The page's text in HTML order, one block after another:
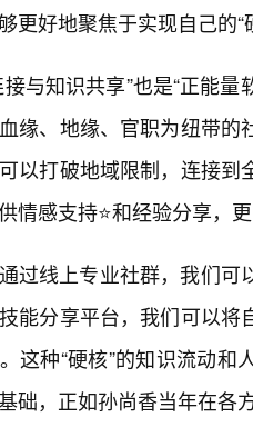
更好地聚焦于实现自己的“
接与知识共享”也是“正能
缘、地缘、官职为纽带
以打破地域限制，连接
情感支持⭐和经验分享，
过线上专业社群，我们可
能分享平台，我们可以
这种“硬核”的知识流动
础，正如孙尚香当年在各